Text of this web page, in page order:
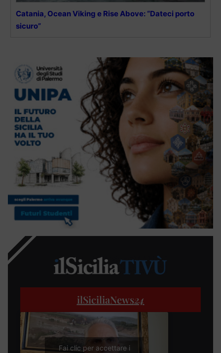
Catania, Ocean Viking e Rise Above: “Dateci porto
sicuro”
ilSiciliaNews24
Fai clic per accettare i